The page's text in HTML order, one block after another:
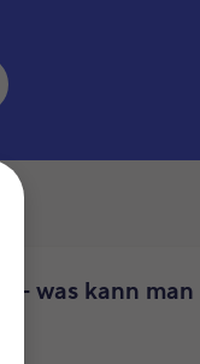
– was kann man